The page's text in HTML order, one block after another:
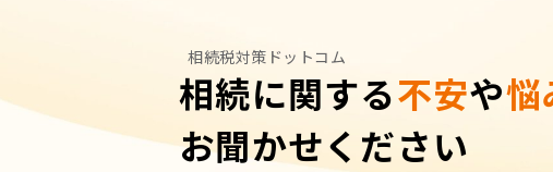
相続に関する不安や悩
お聞かせください
相続税対策ドットコム